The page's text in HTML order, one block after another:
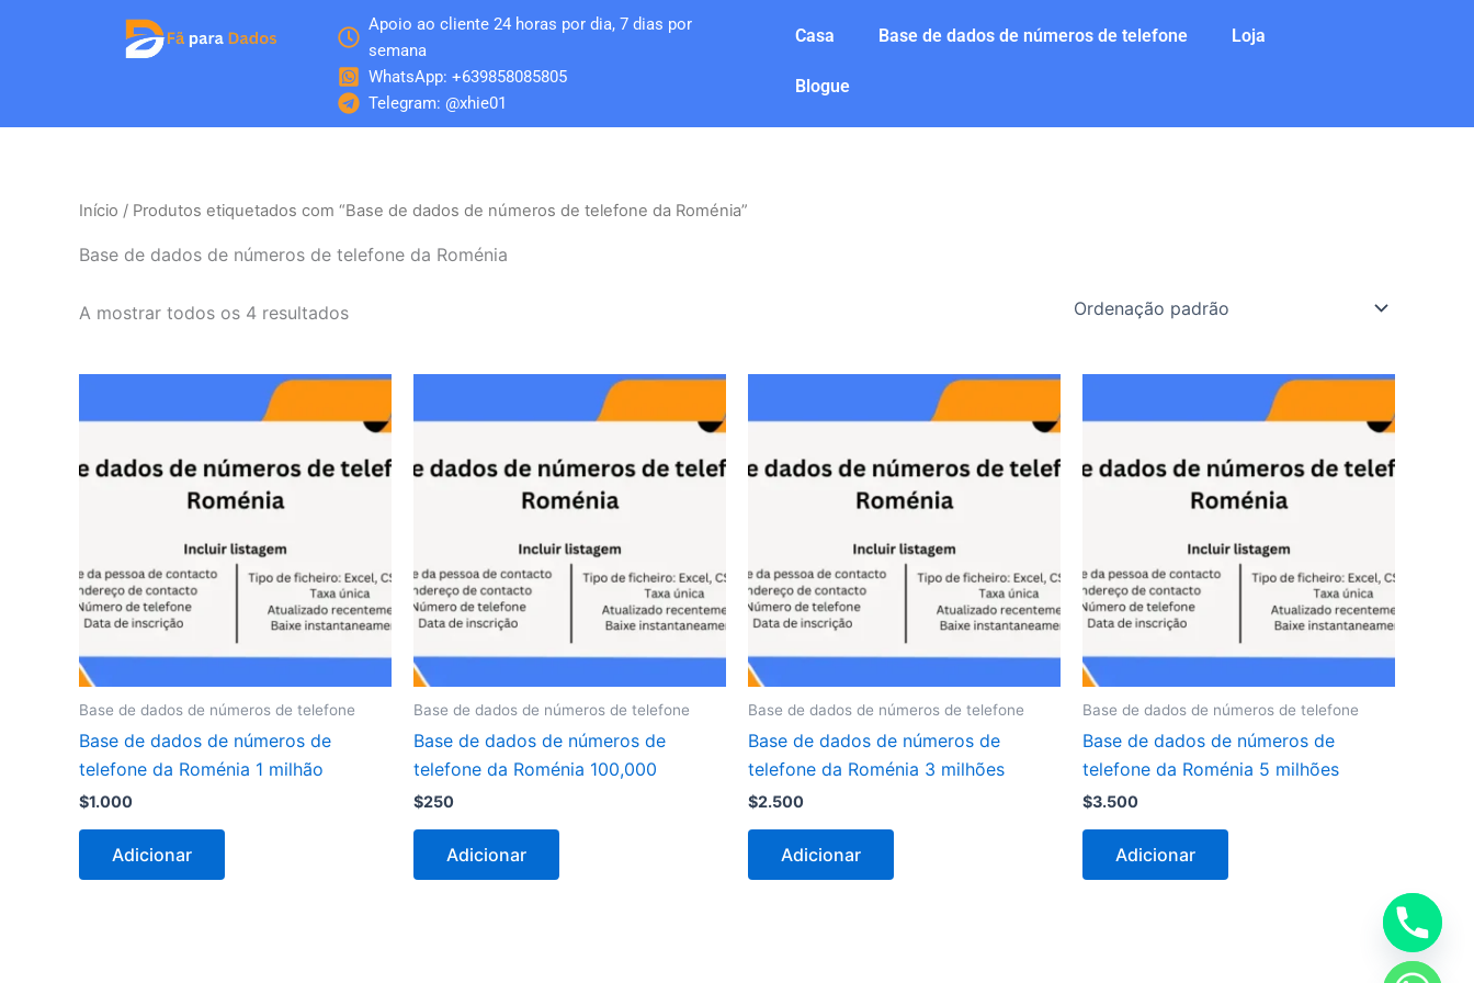
Apoio ao cliente 24 horas por dia, 7 dias por
semana
WhatsApp: +639858085805
Telegram: @xhie01
Casa Base de dados de números de telefone Loja
Blogue
Início / Produtos etiquetados com “Base de dados de números de telefone da Roménia”
Base de dados de números de telefone da Roménia
A mostrar todos os 4 resultados
Base de dados de números de telefone
Base de dados de números de
telefone da Roménia 1 milhão
$1.000
Adicionar
Base de dados de números de telefone
Base de dados de números de
telefone da Roménia 100,000
$250
Adicionar
Base de dados de números de telefone
Base de dados de números de
telefone da Roménia 3 milhões
$2.500
Adicionar
Base de dados de números de telefone
Base de dados de números de
telefone da Roménia 5 milhões
$3.500
Adicionar